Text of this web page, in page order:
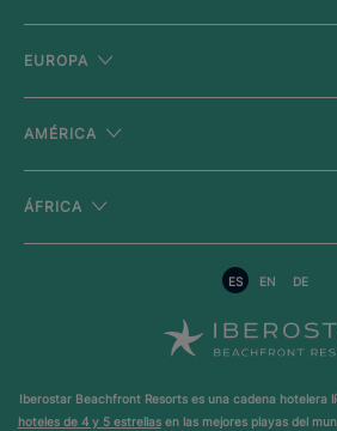
EUROPA
AMÉRICA
ÁFRICA
ES EN DE
Iberostar Beachfront Resorts es una cadena hotelera
hoteles de 4 y 5 estrellasen las mejores playas del